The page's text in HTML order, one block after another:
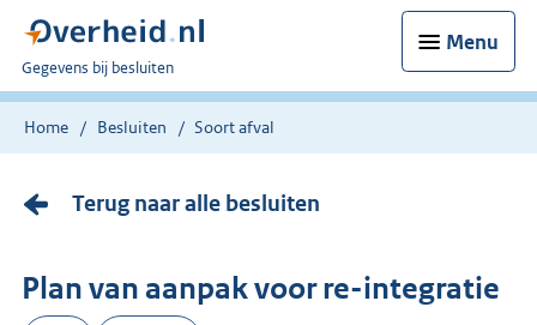
Menu
U
bent
nu
Gegevens bij besluiten
Home Besluiten Soort afval
Terug naar alle besluiten
Plan van aanpak voor re-integratie